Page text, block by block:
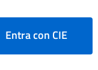
Entra con CIE